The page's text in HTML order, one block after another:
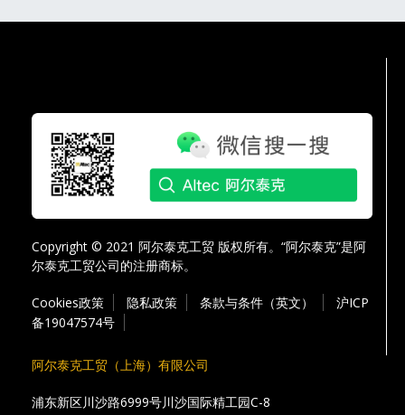
Copyright © 2021 阿尔泰克工贸 版权所有。“阿尔泰克”是阿
尔泰克工贸公司的注册商标。
Cookies政策 隐私政策 条款与条件（英文）
沪ICP
备19047574号
阿尔泰克工贸（上海）有限公司
浦东新区川沙路6999号川沙国际精工园C-8